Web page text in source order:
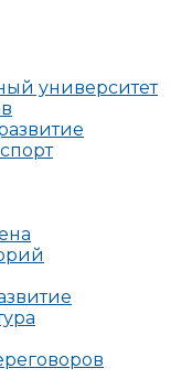
университет